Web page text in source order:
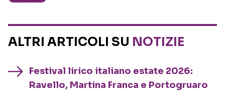
ALTRI ARTICOLI SU NOTIZIE
Festival lirico italiano estate 2026:
Ravello, Martina Franca e Portogruaro